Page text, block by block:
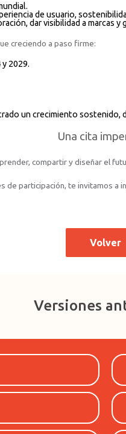
de usuario,
dar visibilidad a marcas y
creciendo a paso firme:
2029.
un crecimiento
Una cita
compartir y diseñar el
de participación, te invitamos a
Volver
Versiones